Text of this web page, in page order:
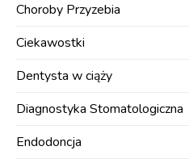
Choroby Przyzebia
Ciekawostki
Dentysta w ciąży
Diagnostyka Stomatologiczna
Endodoncja